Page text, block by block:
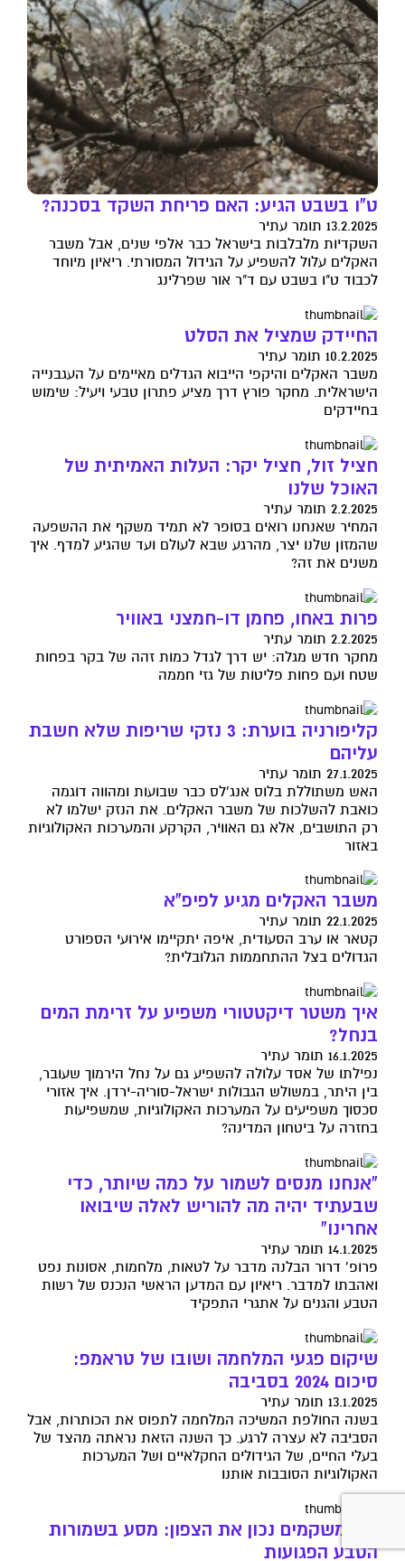
ט"ו בשבט הגיע: האם פריחת השקד בסכנה?
13.2.2025 תומר עתיר
השקדיות מלבלבות בישראל כבר אלפי שנים, אבל משבר
האקלים עלול להשפיע על הגידול המסורתי. ריאיון מיוחד
לכבוד ט"ו בשבט עם ד"ר אור שפרלינג
החיידק שמציל את הסלט
10.2.2025 תומר עתיר
משבר האקלים והיקפי הייבוא הגדלים מאיימים על העגבנייה
הישראלית. מחקר פורץ דרך מציע פתרון טבעי ויעיל: שימוש
בחיידקים
חציל זול, חציל יקר: העלות האמיתית של
האוכל שלנו
2.2.2025 תומר עתיר
המחיר שאנחנו רואים בסופר לא תמיד משקף את ההשפעה
שהמזון שלנו יצר, מהרגע שבא לעולם ועד שהגיע למדף. איך
משנים את זה?
פרות באחו, פחמן דו-חמצני באוויר
2.2.2025 תומר עתיר
מחקר חדש מגלה: יש דרך לגדל כמות זהה של בקר בפחות
שטח ועם פחות פליטות של גזי חממה
קליפורניה בוערת: 3 נזקי שריפות שלא חשבת
עליהם
27.1.2025 תומר עתיר
האש משתוללת בלוס אנג'לס כבר שבועות ומהווה דוגמה
כואבת להשלכות של משבר האקלים. את הנזק ישלמו לא
רק התושבים, אלא גם האוויר, הקרקע והמערכות האקולוגיות
באזור
משבר האקלים מגיע לפיפ"א
22.1.2025 תומר עתיר
קטאר או ערב הסעודית, איפה יתקיימו אירועי הספורט
הגדולים בצל ההתחממות הגלובלית?
איך משטר דיקטטורי משפיע על זרימת המים
בנחל?
16.1.2025 תומר עתיר
נפילתו של אסד עלולה להשפיע גם על נחל הירמוך שעובר,
בין היתר, במשולש הגבולות ישראל-סוריה-ירדן. איך אזורי
סכסוך משפיעים על המערכות האקולוגיות, שמשפיעות
בחזרה על ביטחון המדינה?
"אנחנו מנסים לשמור על כמה שיותר, כדי
שבעתיד יהיה מה להוריש לאלה שיבואו
אחרינו"
14.1.2025 תומר עתיר
פרופ' דרור הבלנה מדבר על לטאות, מלחמות, אסונות נפט
ואהבתו למדבר. ריאיון עם המדען הראשי הנכנס של רשות
הטבע והגנים על אתגרי התפקיד
שיקום פגעי המלחמה ושובו של טראמפ:
סיכום 2024 בסביבה
13.1.2025 תומר עתיר
בשנה החולפת המשיכה המלחמה לתפוס את הכותרות, אבל
הסביבה לא עצרה לרגע. כך השנה הזאת נראתה מהצד של
בעלי החיים, של הגידולים החקלאיים ושל המערכות
האקולוגיות הסובבות אותנו
איך משקמים נכון את הצפון: מסע בשמורות
הטבע הפגועות